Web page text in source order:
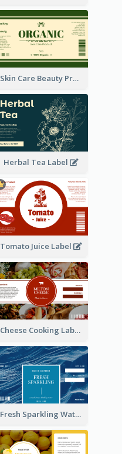
Skin Care Beauty Product Label
Herbal Tea Label
Tomato Juice Label
Cheese Cooking Label
Fresh Sparkling Water Label